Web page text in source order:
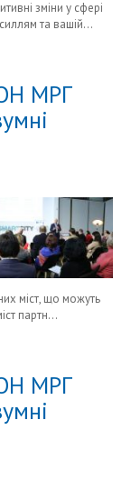
зміни у сфері
та вашій...
МРГ
міст, що можуть
партн...
МРГ